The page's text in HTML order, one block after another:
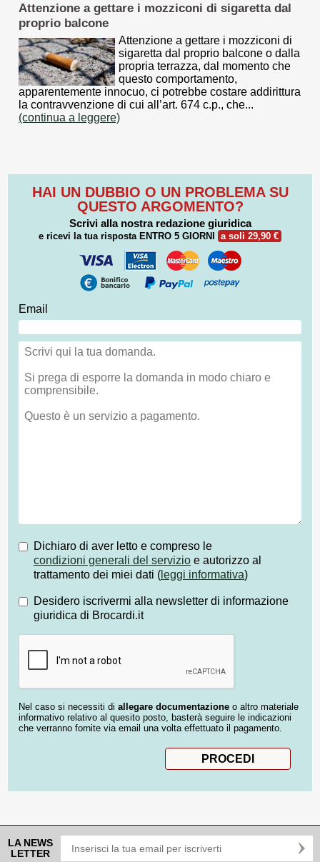
Attenzione a gettare i mozziconi di sigaretta dal
proprio balcone
Attenzione a gettare i mozziconi di
sigaretta dal proprio balcone o dalla
propria terrazza, dal momento che
questo comportamento,
apparentemente innocuo, ci potrebbe costare addirittura
la contravvenzione di cui all’art. 674 c.p., che...
(continua a leggere)
HAI UN DUBBIO O UN PROBLEMA SU
QUESTO ARGOMENTO?
Scrivi alla nostra redazione giuridica
e ricevi la tua risposta ENTRO 5 GIORNI a soli 29,90 €
Email
Dichiaro di aver letto e compreso le
condizioni generali del servizio e autorizzo al
trattamento dei miei dati ( leggi informativa)
Desidero iscrivermi alla newsletter di informazione
giuridica di Brocardi.it
Nel caso si necessiti di allegare documentazione o altro materiale
informativo relativo al quesito posto, basterà seguire le indicazioni
che verranno fornite via email una volta effettuato il pagamento.
LA NEWS
LETTER